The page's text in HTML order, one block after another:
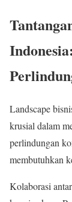
Landscape
krusial dalam
perlindungan
membutuhkan
Kolaborasi